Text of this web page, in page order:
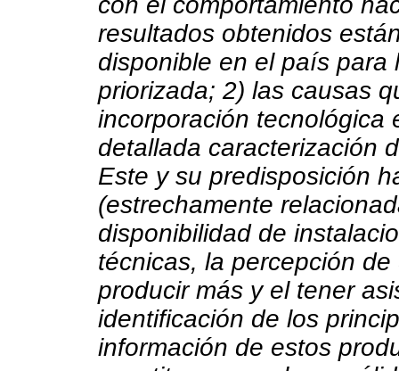
resultados obtenidos
disponible en el país para
priorizada; 2) las causas
incorporación tecnológica
detallada caracterización
Este y su predisposición
(estrechamente
disponibilidad de
técnicas, la percepción
producir más y el tener
identificación de los
información de estos